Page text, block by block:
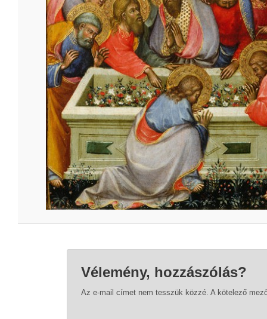
Vélemény, hozzászólás?
Az e-mail címet nem tesszük közzé. A kötelező